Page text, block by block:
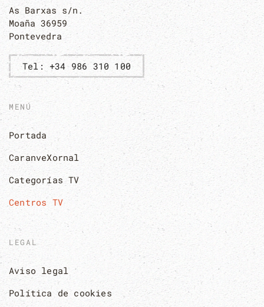
As Barxas s/n.
Moaña 36959
Pontevedra
Tel: +34 986 310 100
MENÚ
Portada
CaranveXornal
Categorías TV
Centros TV
LEGAL
Aviso legal
Política de cookies